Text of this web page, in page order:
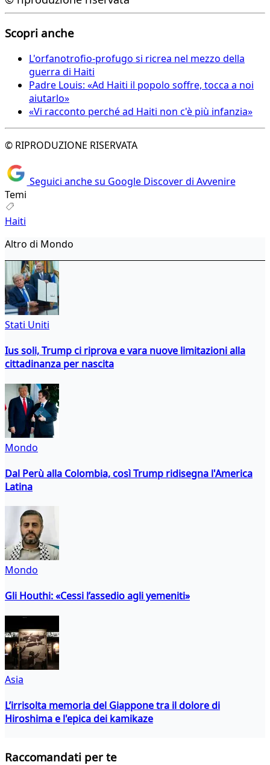
Scopri anche
L'orfanotrofio-profugo si ricrea nel mezzo della
guerra di Haiti
Padre Louis: «Ad Haiti il popolo soffre, tocca a noi
aiutarlo»
«Vi racconto perché ad Haiti non c'è più infanzia»
© RIPRODUZIONE RISERVATA
Seguici anche su Google Discover di Avvenire
Temi
Haiti
Altro di Mondo
Stati Uniti
Ius soli, Trump ci riprova e vara nuove limitazioni alla
cittadinanza per nascita
Mondo
Dal Perù alla Colombia, così Trump ridisegna l'America
Latina
Mondo
Gli Houthi: «Cessi l’assedio agli yemeniti»
Asia
L’irrisolta memoria del Giappone tra il dolore di
Hiroshima e l'epica dei kamikaze
Raccomandati per te